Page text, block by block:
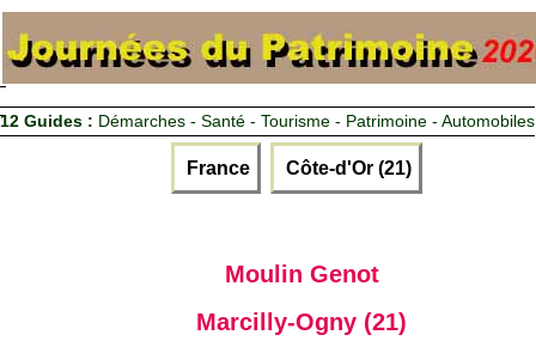
12 Guides : Démarches - Santé - Tourisme - Patrimoine - Automobiles
France Côte-d'Or (21)
Moulin Genot
Marcilly-Ogny (21)